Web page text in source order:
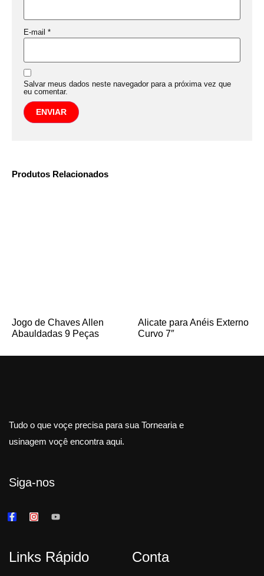
Produtos Relacionados
Jogo de Chaves Allen
Abauldadas 9 Peças
Alicate para Anéis Externo
Curvo 7″
E-mail *
Salvar meus dados neste navegador para a próxima vez que
eu comentar.
Tudo o que voçe precisa para sua Tornearia e
usinagem voçê encontra aqui.
Siga-nos
Links Rápido Conta